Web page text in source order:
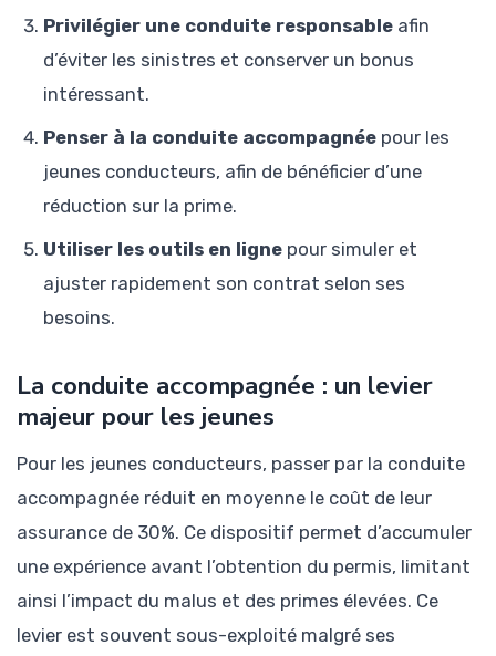
Privilégier une conduite responsable afin
d’éviter les sinistres et conserver un bonus
intéressant.
Penser à la conduite accompagnée pour les
jeunes conducteurs, afin de bénéficier d’une
réduction sur la prime.
Utiliser les outils en ligne pour simuler et
ajuster rapidement son contrat selon ses
besoins.
La conduite accompagnée : un levier
majeur pour les jeunes
Pour les jeunes conducteurs, passer par la conduite
accompagnée réduit en moyenne le coût de leur
assurance de 30%. Ce dispositif permet d’accumuler
une expérience avant l’obtention du permis, limitant
ainsi l’impact du malus et des primes élevées. Ce
levier est souvent sous-exploité malgré ses